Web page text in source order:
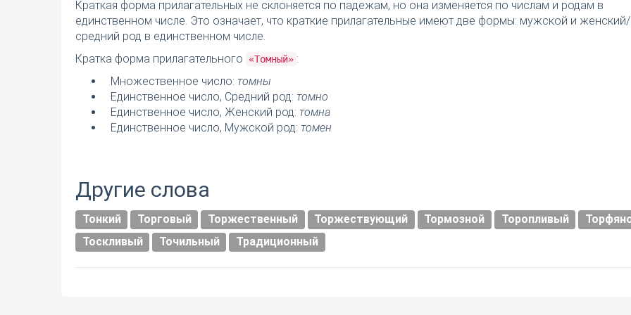
Краткая форма прилагательных не склоняется по падежам, но она изменяется по числам и родам в
единственном числе. Это означает, что краткие прилагательные имеют две формы: мужской и женский/
средний род в единственном числе.
Кратка форма прилагательного
«Томный» :
Множественное число: томны
Единственное число, Средний род: томно
Единственное число, Женский род: томна
Единственное число, Мужской род: томен
Другие слова
Тонкий Торговый Торжественный Торжествующий Тормозной Торопливый
Тоскливый
Точильный Традиционный